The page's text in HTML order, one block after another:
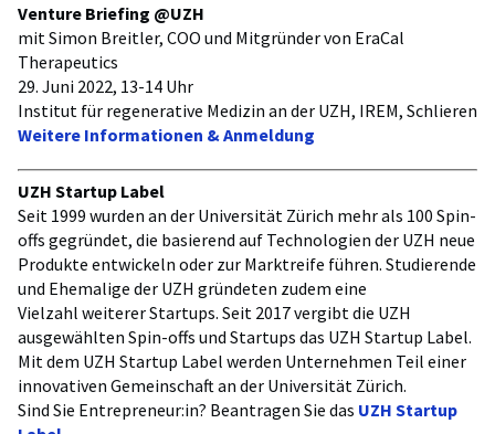
Venture Briefing @UZH
mit Simon Breitler, COO und Mitgründer von EraCal
Therapeutics
29. Juni 2022, 13-14 Uhr
Institut für regenerative Medizin an der UZH, IREM, Schlieren
Weitere Informationen & Anmeldung
UZH Startup Label
Seit 1999 wurden an der Universität Zürich mehr als 100 Spin-
offs gegründet, die basierend auf Technologien der UZH neue
Produkte entwickeln oder zur Marktreife führen. Studierende
und Ehemalige der UZH gründeten zudem eine
Vielzahl weiterer Startups. Seit 2017 vergibt die UZH
ausgewählten Spin-offs und Startups das UZH Startup Label.
Mit dem UZH Startup Label werden Unternehmen Teil einer
innovativen Gemeinschaft an der Universität Zürich.
Sind Sie Entrepreneur:in? Beantragen Sie das UZH Startup